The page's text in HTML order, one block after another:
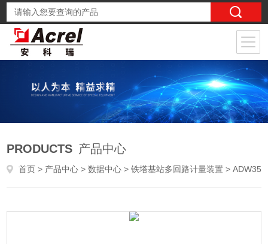
PRODUCTS 产品中心
首页 > 产品中心 >数据中心 >铁塔基站多回路计量装置 > ADW350WD-4G铁塔基站能耗计量模块